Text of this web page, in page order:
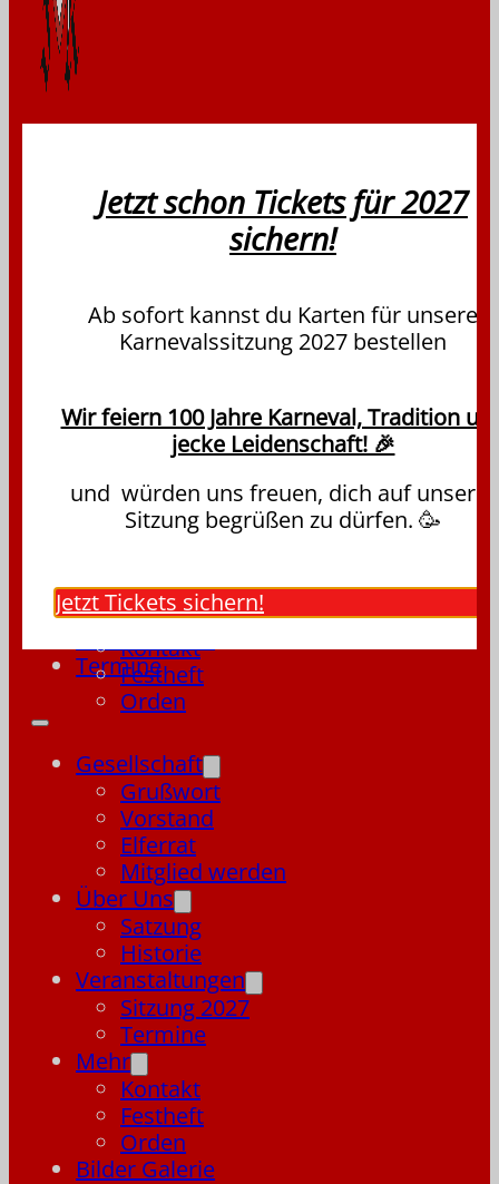
Grußwort
Elferrat
Mitglied werden
Satzung
Historie
Veranstaltungen
Termine
Mehr
Kontakt
Festheft
Orden
Termine
Gesellschaft
Grußwort
Vorstand
Elferrat
Mitglied werden
Über Uns
Satzung
Historie
Veranstaltungen
Sitzung 2027
Termine
Mehr
Kontakt
Festheft
Orden
Bilder Galerie
Jetzt schon Tickets für 2027
sichern!
Ab sofort kannst du Karten für unsere
Karnevalssitzung 2027 bestellen
Wir feiern 100 Jahre Karneval, Tradition
jecke Leidenschaft! 🎉
und würden uns freuen, dich auf unserer
Sitzung begrüßen zu dürfen. 🥳
Jetzt Tickets sichern!